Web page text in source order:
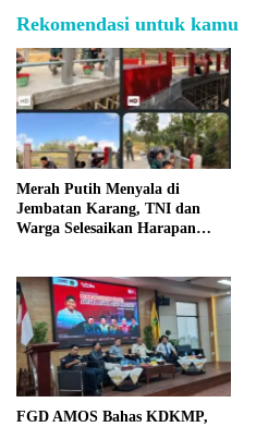
Rekomendasi untuk kamu
Merah Putih Menyala di
Jembatan Karang, TNI dan
Warga Selesaikan Harapan
FGD AMOS Bahas KDKMP,